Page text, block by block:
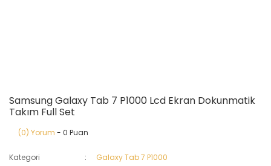
Samsung Galaxy Tab 7 P1000 Lcd Ekran Dokunmatik
Takım Full Set
(0) Yorum - 0 Puan
Kategori
Galaxy Tab 7 P1000